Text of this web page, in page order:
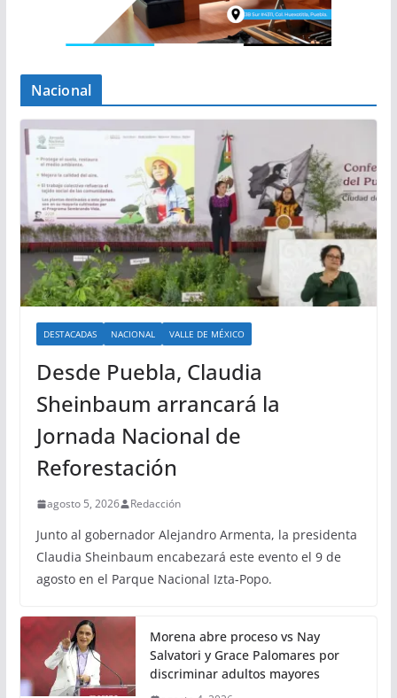
Nacional
DESTACADAS NACIONAL VALLE DE MÉXICO
Desde Puebla, Claudia
Sheinbaum arrancará la
Jornada Nacional de
Reforestación
agosto 5, 2026 Redacción
Junto al gobernador Alejandro Armenta, la presidenta
Claudia Sheinbaum encabezará este evento el 9 de
agosto en el Parque Nacional Izta-Popo.
Morena abre proceso vs Nay
Salvatori y Grace Palomares por
discriminar adultos mayores